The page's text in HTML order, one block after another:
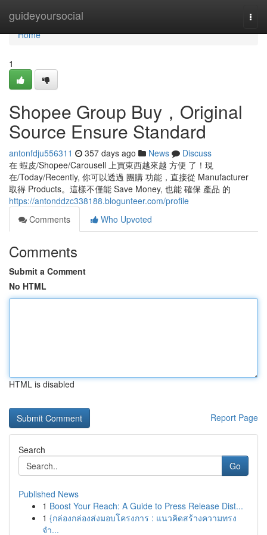
guideyoursocial
Home
Home
1
Shopee Group Buy，Original
Source Ensure Standard
antonfdju556311 357 days ago News
Discuss
在 蝦皮/Shopee/Carousell 上買東西越來越 方便 了！現
在/Today/Recently, 你可以透過 團購 功能，直接從 Manufacturer
取得 Products。這樣不僅能 Save Money, 也能 確保 產品 的
https://antonddzc338188.blogunteer.com/profile
Comments
Who Upvoted
Comments
Submit a Comment
No HTML
HTML is disabled
Report Page
Search
Go
Published News
1 Boost Your Reach: A Guide to Press Release Dist...
1 {กล่องกล่องส่งมอบโครงการ : แนวคิดสร้างความทรง
จำ...